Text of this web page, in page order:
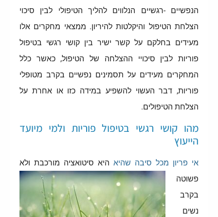
הנפשיים -רגשיים הנלווים להליך הטיפולי לבין סיכוי
הצלחת הטיפול והיקלטות להיריון. ממצאי מחקרים אלו
מעידים בחלקם על קשר ישיר בין קושי רגשי בטיפול
פוריות לבין סיכויי ההצלחה של הטיפול, כאשר כלל
המחקרים מעידים על תסמינים נפשיים בקרב מטופלי
פוריות, דבר העשוי להשפיע במידה כזו או אחרת על
הצלחת הטיפולים.
מהו קושי רגשי בטיפול פוריות ולמי מיועד
הייעוץ
אי פריון מכל סיבה שהיא היא סיטואציה מורכבת ולא
פשוטה
בקרב
נשים